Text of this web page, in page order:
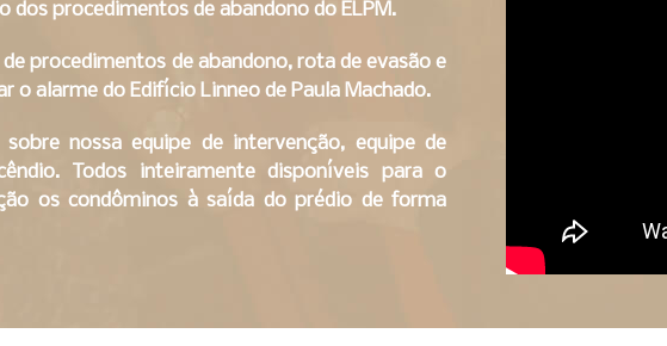
dos procedimentos de abandono do ELPM.
procedimentos de abandono, rota de evasão e
o alarme do Edifício Linneo de Paula Machado.
nossa equipe de intervenção, equipe de
Todos inteiramente disponíveis para o
os condôminos à saída do prédio de forma